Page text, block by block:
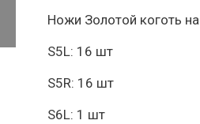
Ножи Золотой коготь
S5L: 16 шт
S5R: 16 шт
S6L: 1 шт